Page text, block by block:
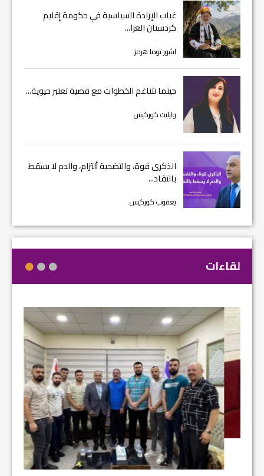
غياب الإرادة السياسية في حكومة إقليم
كردستان العرا...
اشور توما هرمز
حينما تتناغم الخطوات مع قضية تعتبر حيوية...
وايليت كوركيس
الذكرى قوة، والتضحية ألتزام، والدم لا يسقط
بالتقاد...
يعقوب كوركيس
لقاءات